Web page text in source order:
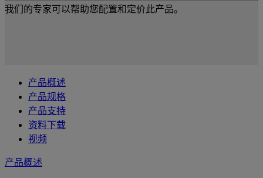
我们的专家可以帮助您配置和定价此产品。
产品概述
产品规格
产品支持
资料下载
视频
产品概述